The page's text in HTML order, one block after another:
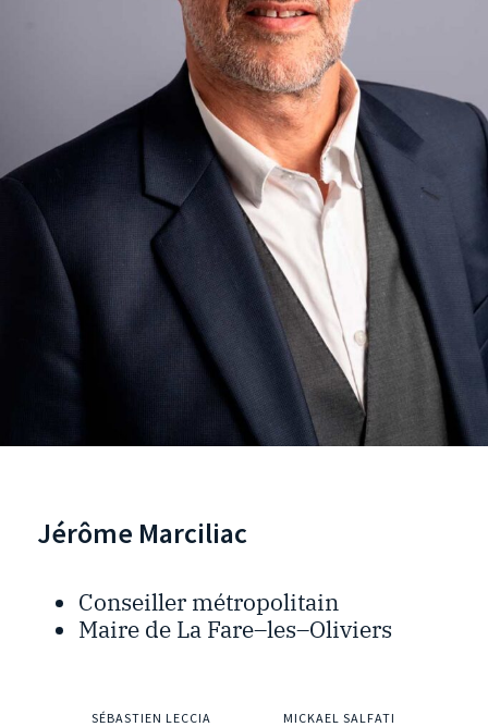
Jérôme Marciliac
Conseiller métropolitain
Maire de La Fare–les–Oliviers
SÉBASTIEN LECCIA MICKAEL SALFATI